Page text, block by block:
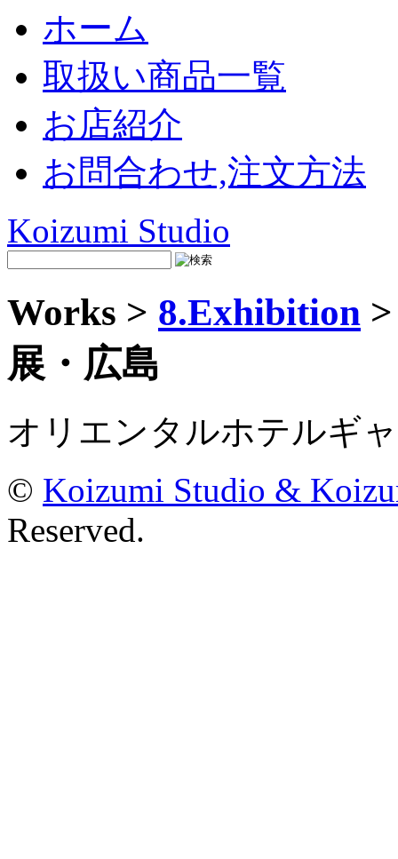
ホーム
取扱い商品一覧
お店紹介
お問合わせ,注文方法
Koizumi Studio
Works > 8.Exhibition
展・広島
オリエンタルホテルギ
© Koizumi Studio &
Reserved.